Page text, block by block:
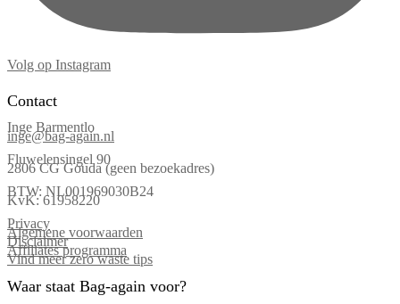
Volg op Instagram
Contact
Inge Barmentlo
inge@bag-again.nl
Fluwelensingel 90
2806 CG Gouda (geen bezoekadres)
BTW: NL001969030B24
KvK: 61958220
Privacy
Algemene voorwaarden
Disclaimer
Affiliates programma
Vind meer zero waste tips
Waar staat Bag-again voor?